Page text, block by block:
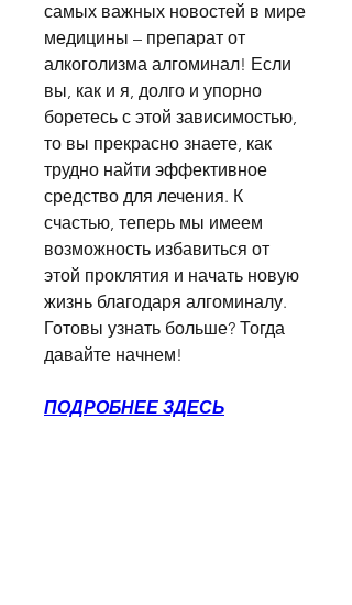
самых важных новостей в мире
медицины – препарат от
алкоголизма алгоминал! Если
вы, как и я, долго и упорно
боретесь с этой зависимостью,
то вы прекрасно знаете, как
трудно найти эффективное
средство для лечения. К
счастью, теперь мы имеем
возможность избавиться от
этой проклятия и начать новую
жизнь благодаря алгоминалу.
Готовы узнать больше? Тогда
давайте начнем!
ПОДРОБНЕЕ ЗДЕСЬ